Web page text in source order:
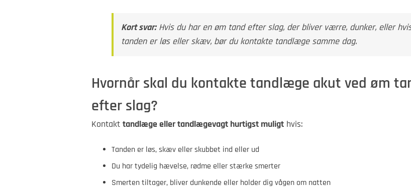
Kort svar:Hvis du har en øm tand efter slag, der bliver værre, dunker, eller
tanden er løs eller skæv, bør du kontakte tandlæge samme dag.
Hvornår skal du kontakte tandlæge akut ved øm
efter slag?
Kontakt tandlæge eller tandlægevagt hurtigst muligthvis:
Tanden er løs, skæv eller skubbet ind eller ud
Du har tydelig hævelse, rødme eller stærke smerter
Smerten tiltager, bliver dunkende eller holder dig vågen om natten